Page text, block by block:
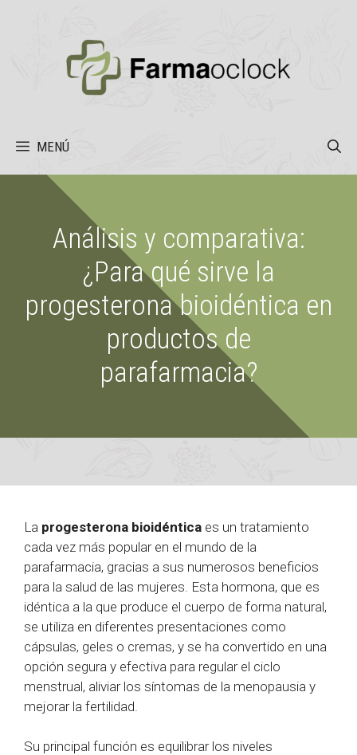
MENÚ
Análisis y comparativa:
¿Para qué sirve la
progesterona bioidéntica en
productos de
parafarmacia?
La progesterona bioidéntica es un tratamiento
cada vez más popular en el mundo de la
parafarmacia, gracias a sus numerosos beneficios
para la salud de las mujeres. Esta hormona, que es
idéntica a la que produce el cuerpo de forma natural,
se utiliza en diferentes presentaciones como
cápsulas, geles o cremas, y se ha convertido en una
opción segura y efectiva para regular el ciclo
menstrual, aliviar los síntomas de la menopausia y
mejorar la fertilidad.
Su principal función es equilibrar los niveles